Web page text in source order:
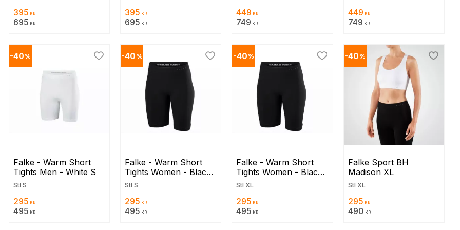
395 KR
695KR
395 KR
695KR
449 KR
749KR
449 KR
749KR
till i favoriter
Falke - Warm Short
Tights Men - White S
Stl S
295 KR
495KR
40 % Lägg till i favoriter
Falke - Warm Short
Tights Women - Black
S
Stl S
295 KR
495KR
40 % Lägg till i favoriter
Falke - Warm Short
Tights Women - Black
XL
Stl XL
295 KR
495KR
40 % Lägg till i favoriter
Falke Sport BH
Madison XL
Stl XL
295 KR
490KR
40 % Lägg